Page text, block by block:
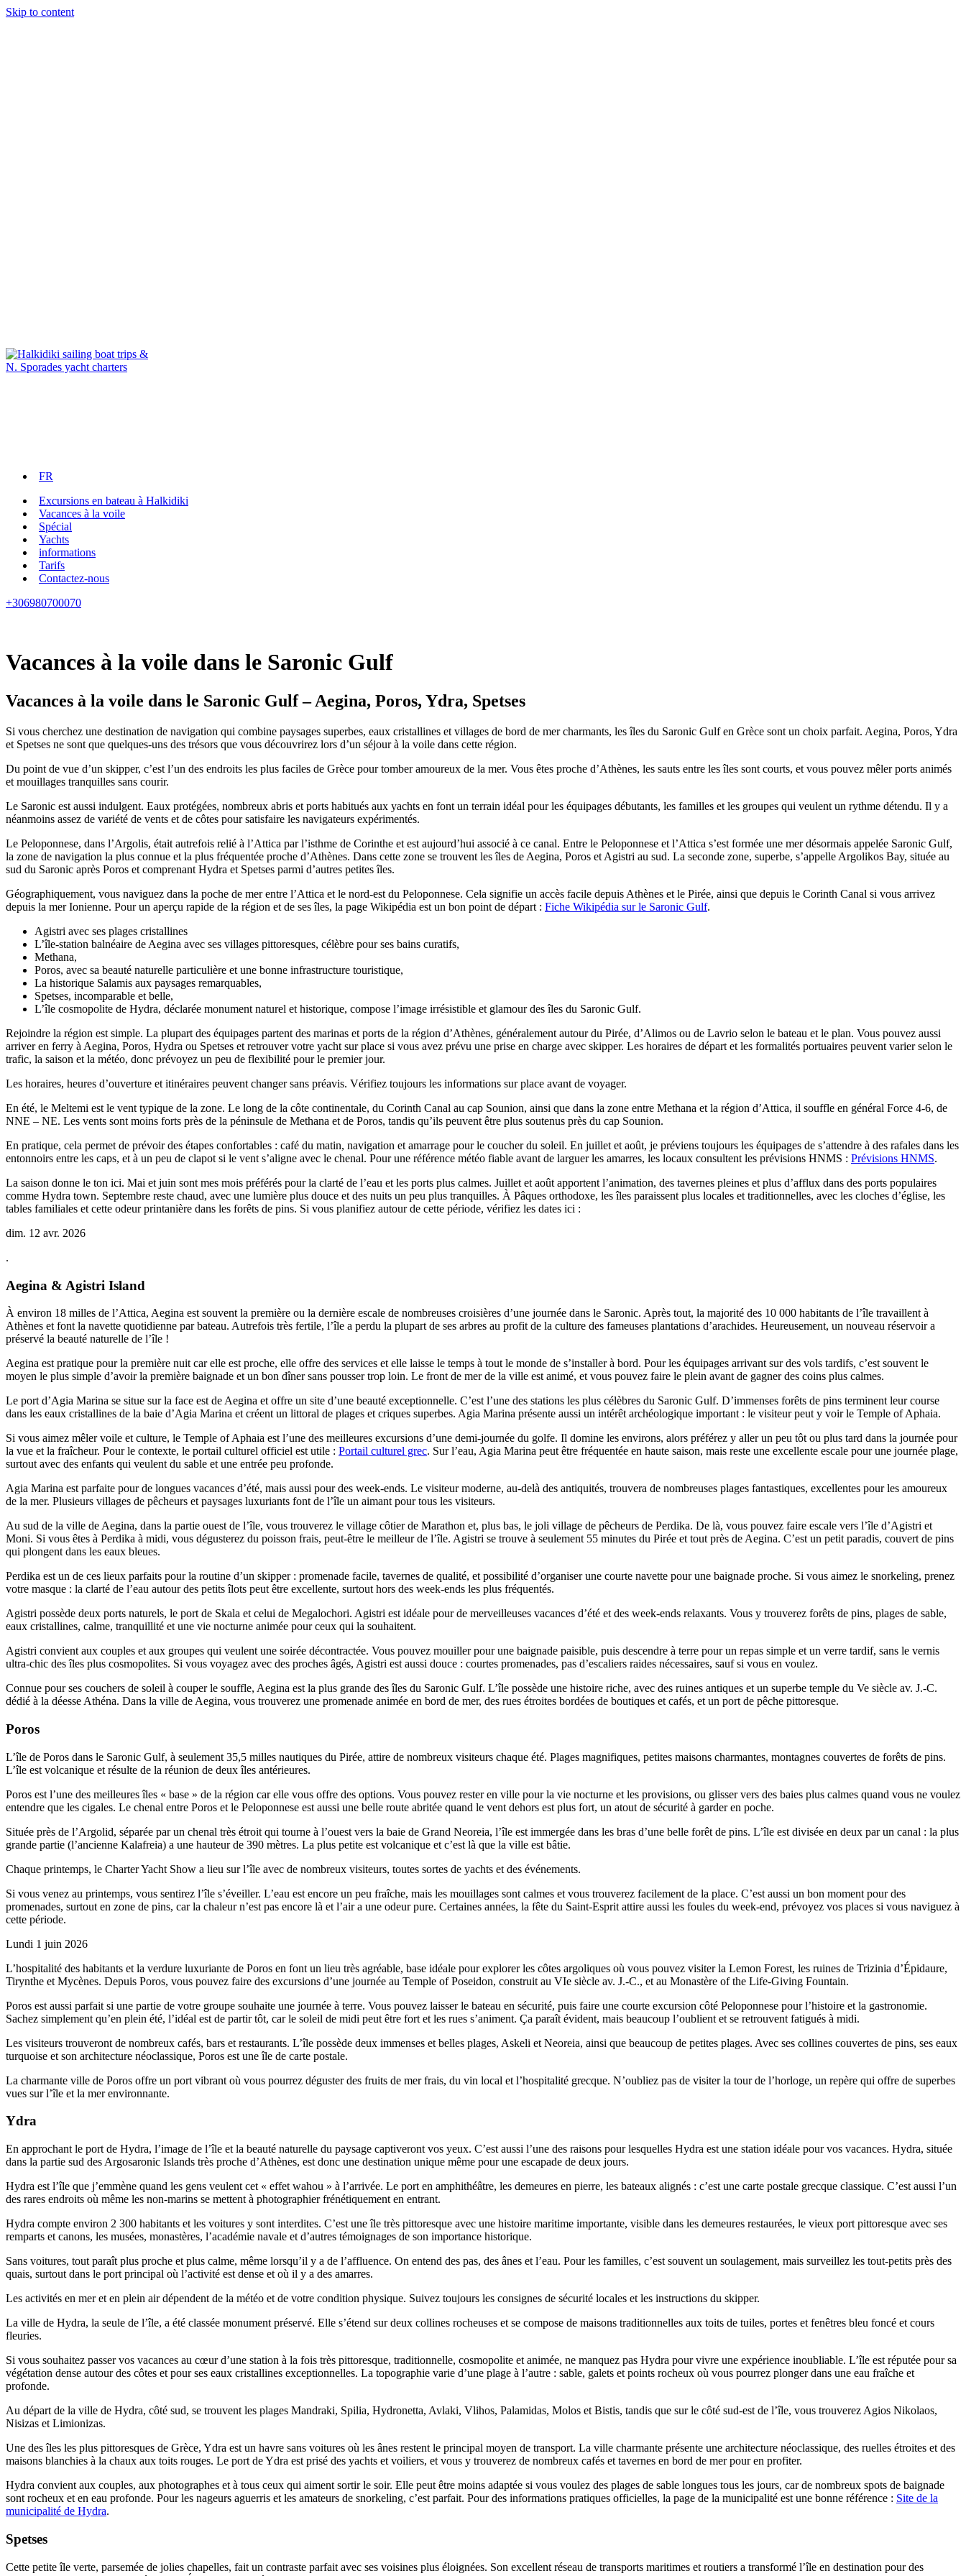
Skip to content
FR
Excursions en bateau à Halkidiki
Vacances à la voile
Spécial
Yachts
informations
Tarifs
Contactez-nous
+306980700070
Vacances à la voile dans le Saronic Gulf
Vacances à la voile dans le Saronic Gulf – Aegina, Poros, Ydra, Spetses
Si vous cherchez une destination de navigation qui combine paysages superbes, eaux cristallines et villages de bord de mer charmants, les îles du Saronic Gulf en Grèce sont un choix parfait. Aegina, Poros, Ydra
et Spetses ne sont que quelques-uns des trésors que vous découvrirez lors d’un séjour à la voile dans cette région.
Du point de vue d’un skipper, c’est l’un des endroits les plus faciles de Grèce pour tomber amoureux de la mer. Vous êtes proche d’Athènes, les sauts entre les îles sont courts, et vous pouvez mêler ports animés
et mouillages tranquilles sans courir.
Le Saronic est aussi indulgent. Eaux protégées, nombreux abris et ports habitués aux yachts en font un terrain idéal pour les équipages débutants, les familles et les groupes qui veulent un rythme détendu. Il y a
néanmoins assez de variété de vents et de côtes pour satisfaire les navigateurs expérimentés.
Le Peloponnese, dans l’Argolis, était autrefois relié à l’Attica par l’isthme de Corinthe et est aujourd’hui associé à ce canal. Entre le Peloponnese et l’Attica s’est formée une mer désormais appelée Saronic Gulf,
la zone de navigation la plus connue et la plus fréquentée proche d’Athènes. Dans cette zone se trouvent les îles de Aegina, Poros et Agistri au sud. La seconde zone, superbe, s’appelle Argolikos Bay, située au
sud du Saronic après Poros et comprenant Hydra et Spetses parmi d’autres petites îles.
Géographiquement, vous naviguez dans la poche de mer entre l’Attica et le nord-est du Peloponnese. Cela signifie un accès facile depuis Athènes et le Pirée, ainsi que depuis le Corinth Canal si vous arrivez
depuis la mer Ionienne. Pour un aperçu rapide de la région et de ses îles, la page Wikipédia est un bon point de départ : Fiche Wikipédia sur le Saronic Gulf.
Agistri avec ses plages cristallines
L’île-station balnéaire de Aegina avec ses villages pittoresques, célèbre pour ses bains curatifs,
Methana,
Poros, avec sa beauté naturelle particulière et une bonne infrastructure touristique,
La historique Salamis aux paysages remarquables,
Spetses, incomparable et belle,
L’île cosmopolite de Hydra, déclarée monument naturel et historique, compose l’image irrésistible et glamour des îles du Saronic Gulf.
Rejoindre la région est simple. La plupart des équipages partent des marinas et ports de la région d’Athènes, généralement autour du Pirée, d’Alimos ou de Lavrio selon le bateau et le plan. Vous pouvez aussi
arriver en ferry à Aegina, Poros, Hydra ou Spetses et retrouver votre yacht sur place si vous avez prévu une prise en charge avec skipper. Les horaires de départ et les formalités portuaires peuvent varier selon le
trafic, la saison et la météo, donc prévoyez un peu de flexibilité pour le premier jour.
Les horaires, heures d’ouverture et itinéraires peuvent changer sans préavis. Vérifiez toujours les informations sur place avant de voyager.
En été, le Meltemi est le vent typique de la zone. Le long de la côte continentale, du Corinth Canal au cap Sounion, ainsi que dans la zone entre Methana et la région d’Attica, il souffle en général Force 4-6, de
NNE – NE. Les vents sont moins forts près de la péninsule de Methana et de Poros, tandis qu’ils peuvent être plus soutenus près du cap Sounion.
En pratique, cela permet de prévoir des étapes confortables : café du matin, navigation et amarrage pour le coucher du soleil. En juillet et août, je préviens toujours les équipages de s’attendre à des rafales dans les
entonnoirs entre les caps, et à un peu de clapot si le vent s’aligne avec le chenal. Pour une référence météo fiable avant de larguer les amarres, les locaux consultent les prévisions HNMS : Prévisions HNMS.
La saison donne le ton ici. Mai et juin sont mes mois préférés pour la clarté de l’eau et les ports plus calmes. Juillet et août apportent l’animation, des tavernes pleines et plus d’afflux dans des ports populaires
comme Hydra town. Septembre reste chaud, avec une lumière plus douce et des nuits un peu plus tranquilles. À Pâques orthodoxe, les îles paraissent plus locales et traditionnelles, avec les cloches d’église, les
tables familiales et cette odeur printanière dans les forêts de pins. Si vous planifiez autour de cette période, vérifiez les dates ici :
dim. 12 avr. 2026
.
Aegina & Agistri Island
À environ 18 milles de l’Attica, Aegina est souvent la première ou la dernière escale de nombreuses croisières d’une journée dans le Saronic. Après tout, la majorité des 10 000 habitants de l’île travaillent à
Athènes et font la navette quotidienne par bateau. Autrefois très fertile, l’île a perdu la plupart de ses arbres au profit de la culture des fameuses plantations d’arachides. Heureusement, un nouveau réservoir a
préservé la beauté naturelle de l’île !
Aegina est pratique pour la première nuit car elle est proche, elle offre des services et elle laisse le temps à tout le monde de s’installer à bord. Pour les équipages arrivant sur des vols tardifs, c’est souvent le
moyen le plus simple d’avoir la première baignade et un bon dîner sans pousser trop loin. Le front de mer de la ville est animé, et vous pouvez faire le plein avant de gagner des coins plus calmes.
Le port d’Agia Marina se situe sur la face est de Aegina et offre un site d’une beauté exceptionnelle. C’est l’une des stations les plus célèbres du Saronic Gulf. D’immenses forêts de pins terminent leur course
dans les eaux cristallines de la baie d’Agia Marina et créent un littoral de plages et criques superbes. Agia Marina présente aussi un intérêt archéologique important : le visiteur peut y voir le Temple of Aphaia.
Si vous aimez mêler voile et culture, le Temple of Aphaia est l’une des meilleures excursions d’une demi-journée du golfe. Il domine les environs, alors préférez y aller un peu tôt ou plus tard dans la journée pour
la vue et la fraîcheur. Pour le contexte, le portail culturel officiel est utile : Portail culturel grec. Sur l’eau, Agia Marina peut être fréquentée en haute saison, mais reste une excellente escale pour une journée plage,
surtout avec des enfants qui veulent du sable et une entrée peu profonde.
Agia Marina est parfaite pour de longues vacances d’été, mais aussi pour des week-ends. Le visiteur moderne, au-delà des antiquités, trouvera de nombreuses plages fantastiques, excellentes pour les amoureux
de la mer. Plusieurs villages de pêcheurs et paysages luxuriants font de l’île un aimant pour tous les visiteurs.
Au sud de la ville de Aegina, dans la partie ouest de l’île, vous trouverez le village côtier de Marathon et, plus bas, le joli village de pêcheurs de Perdika. De là, vous pouvez faire escale vers l’île d’Agistri et
Moni. Si vous êtes à Perdika à midi, vous dégusterez du poisson frais, peut-être le meilleur de l’île. Agistri se trouve à seulement 55 minutes du Pirée et tout près de Aegina. C’est un petit paradis, couvert de pins
qui plongent dans les eaux bleues.
Perdika est un de ces lieux parfaits pour la routine d’un skipper : promenade facile, tavernes de qualité, et possibilité d’organiser une courte navette pour une baignade proche. Si vous aimez le snorkeling, prenez
votre masque : la clarté de l’eau autour des petits îlots peut être excellente, surtout hors des week-ends les plus fréquentés.
Agistri possède deux ports naturels, le port de Skala et celui de Megalochori. Agistri est idéale pour de merveilleuses vacances d’été et des week-ends relaxants. Vous y trouverez forêts de pins, plages de sable,
eaux cristallines, calme, tranquillité et une vie nocturne animée pour ceux qui la souhaitent.
Agistri convient aux couples et aux groupes qui veulent une soirée décontractée. Vous pouvez mouiller pour une baignade paisible, puis descendre à terre pour un repas simple et un verre tardif, sans le vernis
ultra-chic des îles plus cosmopolites. Si vous voyagez avec des proches âgés, Agistri est aussi douce : courtes promenades, pas d’escaliers raides nécessaires, sauf si vous en voulez.
Connue pour ses couchers de soleil à couper le souffle, Aegina est la plus grande des îles du Saronic Gulf. L’île possède une histoire riche, avec des ruines antiques et un superbe temple du Ve siècle av. J.-C.
dédié à la déesse Athéna. Dans la ville de Aegina, vous trouverez une promenade animée en bord de mer, des rues étroites bordées de boutiques et cafés, et un port de pêche pittoresque.
Poros
L’île de Poros dans le Saronic Gulf, à seulement 35,5 milles nautiques du Pirée, attire de nombreux visiteurs chaque été. Plages magnifiques, petites maisons charmantes, montagnes couvertes de forêts de pins.
L’île est volcanique et résulte de la réunion de deux îles antérieures.
Poros est l’une des meilleures îles « base » de la région car elle vous offre des options. Vous pouvez rester en ville pour la vie nocturne et les provisions, ou glisser vers des baies plus calmes quand vous ne voulez
entendre que les cigales. Le chenal entre Poros et le Peloponnese est aussi une belle route abritée quand le vent dehors est plus fort, un atout de sécurité à garder en poche.
Située près de l’Argolid, séparée par un chenal très étroit qui tourne à l’ouest vers la baie de Grand Neoreia, l’île est immergée dans les bras d’une belle forêt de pins. L’île est divisée en deux par un canal : la plus
grande partie (l’ancienne Kalafreia) a une hauteur de 390 mètres. La plus petite est volcanique et c’est là que la ville est bâtie.
Chaque printemps, le Charter Yacht Show a lieu sur l’île avec de nombreux visiteurs, toutes sortes de yachts et des événements.
Si vous venez au printemps, vous sentirez l’île s’éveiller. L’eau est encore un peu fraîche, mais les mouillages sont calmes et vous trouverez facilement de la place. C’est aussi un bon moment pour des
promenades, surtout en zone de pins, car la chaleur n’est pas encore là et l’air a une odeur pure. Certaines années, la fête du Saint-Esprit attire aussi les foules du week-end, prévoyez vos places si vous naviguez à
cette période.
Lundi 1 juin 2026
L’hospitalité des habitants et la verdure luxuriante de Poros en font un lieu très agréable, base idéale pour explorer les côtes argoliques où vous pouvez visiter la Lemon Forest, les ruines de Trizinia d’Épidaure,
Tirynthe et Mycènes. Depuis Poros, vous pouvez faire des excursions d’une journée au Temple of Poseidon, construit au VIe siècle av. J.-C., et au Monastère of the Life-Giving Fountain.
Poros est aussi parfait si une partie de votre groupe souhaite une journée à terre. Vous pouvez laisser le bateau en sécurité, puis faire une courte excursion côté Peloponnese pour l’histoire et la gastronomie.
Sachez simplement qu’en plein été, l’idéal est de partir tôt, car le soleil de midi peut être fort et les rues s’animent. Ça paraît évident, mais beaucoup l’oublient et se retrouvent fatigués à midi.
Les visiteurs trouveront de nombreux cafés, bars et restaurants. L’île possède deux immenses et belles plages, Askeli et Neoreia, ainsi que beaucoup de petites plages. Avec ses collines couvertes de pins, ses eaux
turquoise et son architecture néoclassique, Poros est une île de carte postale.
La charmante ville de Poros offre un port vibrant où vous pourrez déguster des fruits de mer frais, du vin local et l’hospitalité grecque. N’oubliez pas de visiter la tour de l’horloge, un repère qui offre de superbes
vues sur l’île et la mer environnante.
Ydra
En approchant le port de Hydra, l’image de l’île et la beauté naturelle du paysage captiveront vos yeux. C’est aussi l’une des raisons pour lesquelles Hydra est une station idéale pour vos vacances. Hydra, située
dans la partie sud des Argosaronic Islands très proche d’Athènes, est donc une destination unique même pour une escapade de deux jours.
Hydra est l’île que j’emmène quand les gens veulent cet « effet wahou » à l’arrivée. Le port en amphithéâtre, les demeures en pierre, les bateaux alignés : c’est une carte postale grecque classique. C’est aussi l’un
des rares endroits où même les non-marins se mettent à photographier frénétiquement en entrant.
Hydra compte environ 2 300 habitants et les voitures y sont interdites. C’est une île très pittoresque avec une histoire maritime importante, visible dans les demeures restaurées, le vieux port pittoresque avec ses
remparts et canons, les musées, monastères, l’académie navale et d’autres témoignages de son importance historique.
Sans voitures, tout paraît plus proche et plus calme, même lorsqu’il y a de l’affluence. On entend des pas, des ânes et l’eau. Pour les familles, c’est souvent un soulagement, mais surveillez les tout-petits près des
quais, surtout dans le port principal où l’activité est dense et où il y a des amarres.
Les activités en mer et en plein air dépendent de la météo et de votre condition physique. Suivez toujours les consignes de sécurité locales et les instructions du skipper.
La ville de Hydra, la seule de l’île, a été classée monument préservé. Elle s’étend sur deux collines rocheuses et se compose de maisons traditionnelles aux toits de tuiles, portes et fenêtres bleu foncé et cours
fleuries.
Si vous souhaitez passer vos vacances au cœur d’une station à la fois très pittoresque, traditionnelle, cosmopolite et animée, ne manquez pas Hydra pour vivre une expérience inoubliable. L’île est réputée pour sa
végétation dense autour des côtes et pour ses eaux cristallines exceptionnelles. La topographie varie d’une plage à l’autre : sable, galets et points rocheux où vous pourrez plonger dans une eau fraîche et
profonde.
Au départ de la ville de Hydra, côté sud, se trouvent les plages Mandraki, Spilia, Hydronetta, Avlaki, Vlihos, Palamidas, Molos et Bistis, tandis que sur le côté sud-est de l’île, vous trouverez Agios Nikolaos,
Nisizas et Limionizas.
Une des îles les plus pittoresques de Grèce, Ydra est un havre sans voitures où les ânes restent le principal moyen de transport. La ville charmante présente une architecture néoclassique, des ruelles étroites et des
maisons blanchies à la chaux aux toits rouges. Le port de Ydra est prisé des yachts et voiliers, et vous y trouverez de nombreux cafés et tavernes en bord de mer pour en profiter.
Hydra convient aux couples, aux photographes et à tous ceux qui aiment sortir le soir. Elle peut être moins adaptée si vous voulez des plages de sable longues tous les jours, car de nombreux spots de baignade
sont rocheux et en eau profonde. Pour les nageurs aguerris et les amateurs de snorkeling, c’est parfait. Pour des informations pratiques officielles, la page de la municipalité est une bonne référence : Site de la
municipalité de Hydra.
Spetses
Cette petite île verte, parsemée de jolies chapelles, fait un contraste parfait avec ses voisines plus éloignées. Son excellent réseau de transports maritimes et routiers a transformé l’île en destination pour des